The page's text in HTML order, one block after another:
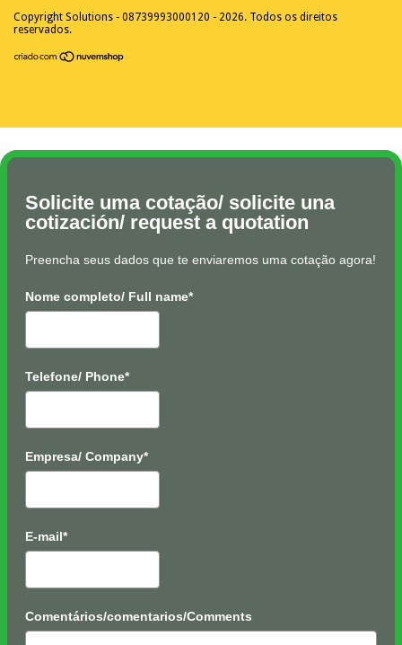
Copyright Solutions - 08739993000120 - 2026. Todos os direitos
reservados.
Solicite uma cotação/ solicite una
cotización/ request a quotation
Preencha seus dados que te enviaremos uma cotação agora!
Nome completo/ Full name*
Telefone/ Phone*
Empresa/ Company*
E-mail*
Comentários/comentarios/Comments